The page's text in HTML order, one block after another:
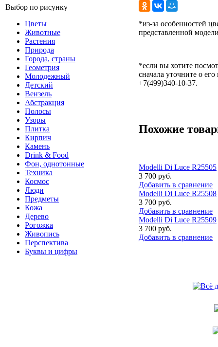
Выбор по рисунку
Цветы
Животные
Растения
Природа
Города, страны
Геометрия
Молодежный
Детский
Вензель
Абстракция
Полосы
Узоры
Плитка
Кирпич
Камень
Drink & Food
Фон, однотонные
Техника
Космос
Люди
Предметы
Кожа
Дерево
Рогожка
Живопись
Перспектива
Буквы и цифры
*из-за особенностей
представленной
*если вы хотите
сначала уточните о
+7(499)340-10-37.
Похожие
Modelli Di Luce R25505
3 700 руб.
Добавить в сравнение
Modelli Di Luce R25508
3 700 руб.
Добавить в сравнение
Modelli Di Luce R25509
3 700 руб.
Добавить в сравнение